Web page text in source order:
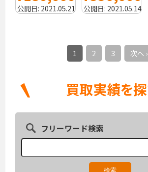
公開日: 2021.05.21 公開日: 2021.05.14
1 2 3 次へ ›
フリーワード検索